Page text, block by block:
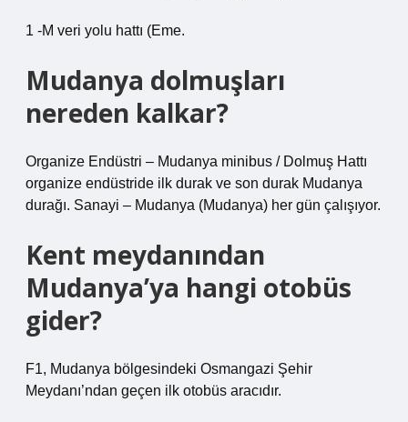
1 -M veri yolu hattı (Eme.
Mudanya dolmuşları
nereden kalkar?
Organize Endüstri – Mudanya minibus / Dolmuş Hattı
organize endüstride ilk durak ve son durak Mudanya
durağı. Sanayi – Mudanya (Mudanya) her gün çalışıyor.
Kent meydanından
Mudanya’ya hangi otobüs
gider?
F1, Mudanya bölgesindeki Osmangazi Şehir
Meydanı’ndan geçen ilk otobüs aracıdır.